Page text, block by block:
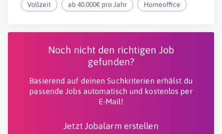
Vollzeit ab 40.000€ pro Jahr Homeoffice
Noch nicht den richtigen Job
gefunden?
Basierend auf deinen Suchkriterien erhälst du
passende Jobs automatisch und kostenlos per
E-Mail!
Jetzt Jobalarm erstellen